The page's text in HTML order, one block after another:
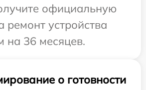
официальную
ремонт устройства
на 36 месяцев.
о готовности